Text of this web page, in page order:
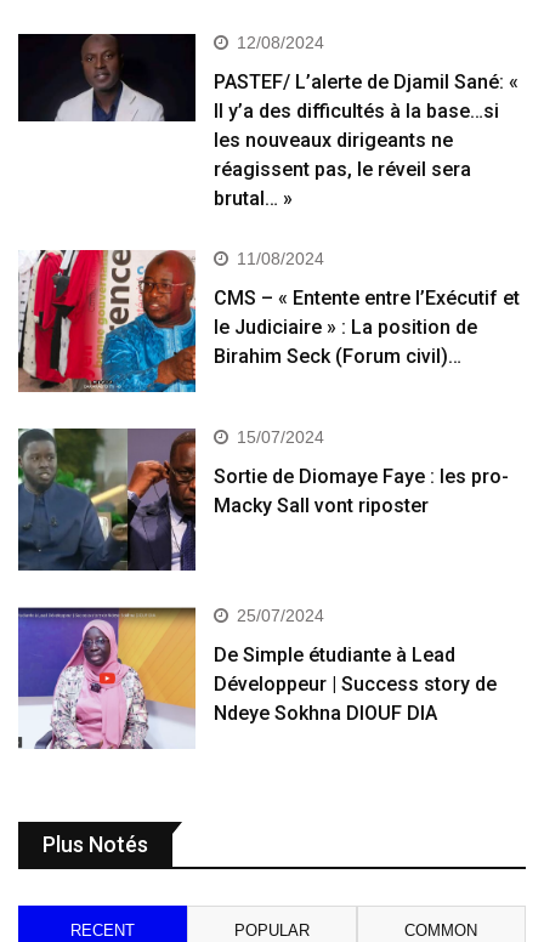
12/08/2024
PASTEF/ L’alerte de Djamil Sané: «
Il y’a des difficultés à la base…si
les nouveaux dirigeants ne
réagissent pas, le réveil sera
brutal… »
11/08/2024
CMS – « Entente entre l’Exécutif et
le Judiciaire » : La position de
Birahim Seck (Forum civil)…
15/07/2024
Sortie de Diomaye Faye : les pro-
Macky Sall vont riposter
25/07/2024
De Simple étudiante à Lead
Développeur | Success story de
Ndeye Sokhna DIOUF DIA
Plus Notés
RECENT POPULAR COMMON